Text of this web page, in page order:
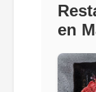
en